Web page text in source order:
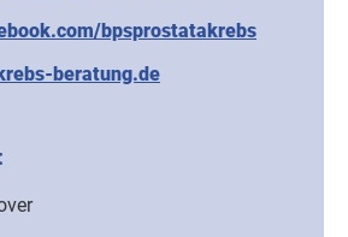
bpsprostatakrebs
beratung.de